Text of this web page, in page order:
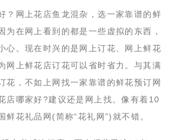
？网上花店鱼龙混杂，选一家靠谱的鲜
为在网上看到的都是一些虚拟的东西，
心。现在时兴的是网上订花、网上鲜花
网上鲜花店订花可以省时省力。与其满
花，不如上网找一家靠谱的鲜花预订网
店哪家好?建议还是网上找。像有着10
鲜花礼品网(简称“花礼网”)就不错。